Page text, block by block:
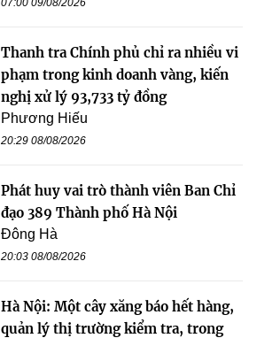
Thanh tra Chính phủ chỉ ra nhiều vi
phạm trong kinh doanh vàng, kiến
nghị xử lý 93,733 tỷ đồng
Phương Hiếu
20:29 08/08/2026
Phát huy vai trò thành viên Ban Chỉ
đạo 389 Thành phố Hà Nội
Đông Hà
20:03 08/08/2026
Hà Nội: Một cây xăng báo hết hàng,
quản lý thị trường kiểm tra, trong